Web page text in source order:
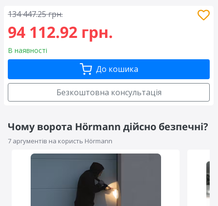
134 447.25 грн.
94 112.92 грн.
В наявності
До кошика
Безкоштовна консультація
Чому ворота Hörmann дійсно безпечні?
7 аргументів на користь Hörmann